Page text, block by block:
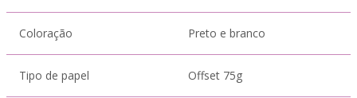
Coloração Preto e branco
Tipo de papel Offset 75g